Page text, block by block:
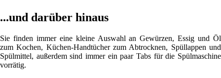
...und darüber hinaus
Sie finden immer eine kleine Auswahl an Gewürzen, Essig und Öl
zum Kochen, Küchen-Handtücher zum Abtrocknen, Spüllappen und
Spülmittel, außerdem sind immer ein paar Tabs für die Spülmaschine
vorrätig.